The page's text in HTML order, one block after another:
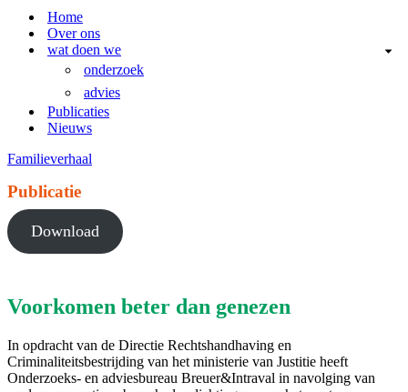
Home
Over ons
wat doen we
onderzoek
advies
Publicaties
Nieuws
Familieverhaal
Publicatie
Download
Voorkomen beter dan genezen
In opdracht van de Directie Rechtshandhaving en
Criminaliteitsbestrijding van het ministerie van Justitie heeft
Onderzoeks- en adviesbureau Breuer&Intraval in navolging van